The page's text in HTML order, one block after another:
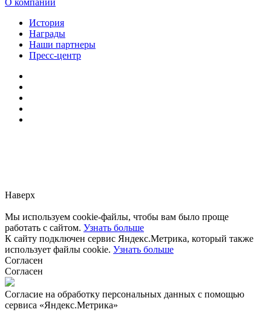
История
Награды
Наши партнеры
Пресс-центр
Наверх
Мы используем cookie-файлы, чтобы вам было проще
работать с сайтом. Узнать больше
К сайту подключен сервис Яндекс.Метрика, который также
использует файлы cookie. Узнать больше
Согласен
Согласен
Согласие на обработку персональных данных с помощью
сервиса «Яндекс.Метрика»